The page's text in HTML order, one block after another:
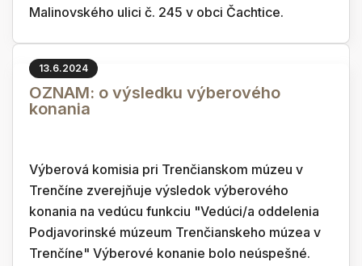
Malinovského ulici č. 245 v obci Čachtice.
13.6.2024
OZNAM: o výsledku výberového
konania
Výberová komisia pri Trenčianskom múzeu v
Trenčíne zverejňuje výsledok výberového
konania na vedúcu funkciu "Vedúci/a oddelenia
Podjavorinské múzeum Trenčianskeho múzea v
Trenčíne" Výberové konanie bolo neúspešné.